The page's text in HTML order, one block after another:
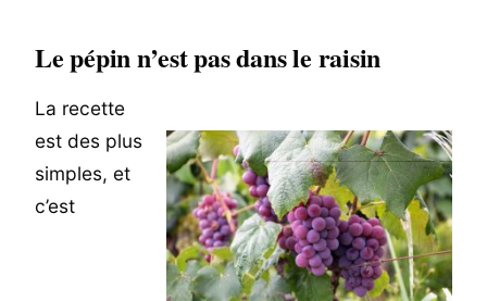
Le pépin n’est pas dans le raisin
La recette
est des plus
simples, et
c’est